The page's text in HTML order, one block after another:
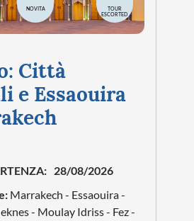
NOVITA
TOUR
ESCORTED
Città
e Essaouira
28/08/2026
Marrakech - Essaouira -
- Moulay Idriss - Fez -